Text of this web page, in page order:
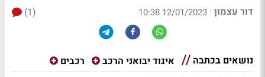
דור עצמון |
12/01/2023 10:38
(1)
נושאים בכתבה איגוד יבואני הרכב רכבים